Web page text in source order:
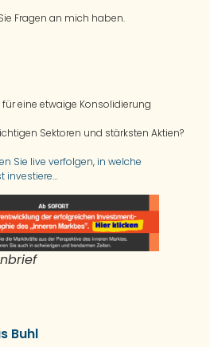
Fragen an mich haben.
eine etwaige Konsolidierung
Sektoren und stärksten Aktien?
Sie live verfolgen, in welche
investiere…
Buhl